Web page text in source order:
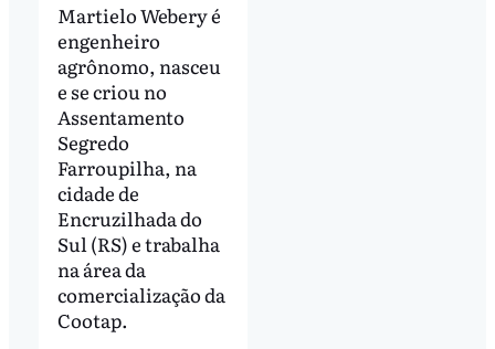
Martielo Webery é
engenheiro
agrônomo, nasceu
e se criou no
Assentamento
Segredo
Farroupilha, na
cidade de
Encruzilhada do
Sul (RS) e trabalha
na área da
comercialização da
Cootap.